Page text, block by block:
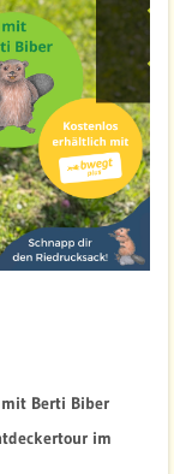
e
x
t
l
l
:
Berti Biber
im